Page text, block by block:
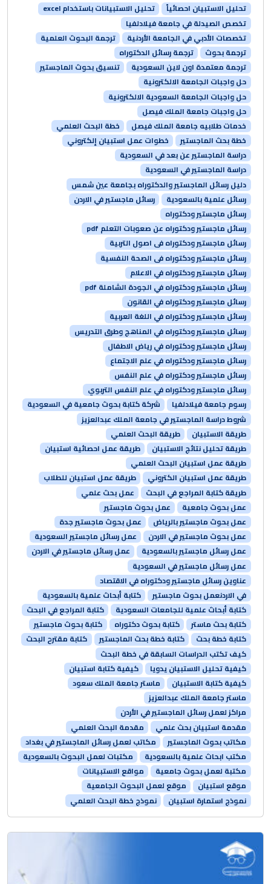
تحليل الاستبيان احصائياً
تحليل الاستبيانات باستخدام excel
تخصص الصيدلة في جامعة فيلادلفيا
تخصصات الأدبي في الجامعة الأردنية
ترجمة البحوث العلمية
ترجمة بحوث
ترجمة رسائل الدكتوراه
ترجمة معتمدة اون لاين السعودية
تنسيق بحوث الماجستير
حل واجبات الجامعة الالكترونية
حل واجبات الجامعة السعودية الالكترونية
حل واجبات جامعة الملك فيصل
خدمات طلابيه جامعة الملك فيصل
خطة البحث العلمي
خطة بحث الماجستير
خطوات عمل استبيان إلكتروني
دراسة الماجستير عن بعد في السعودية
دراسة الماجستير في السعودية
دليل رسائل الماجستير والدكتوراه بجامعة عين شمس
رسائل علمية بالسعودية
رسائل ماجستير في الاردن
رسائل ماجستير ودكتوراه
رسائل ماجستير ودكتوراه عن صعوبات التعلم pdf
رسائل ماجستير ودكتوراه فى اصول التربية
رسائل ماجستير ودكتوراه فى الصحة النفسية
رسائل ماجستير ودكتوراه في الاعلام
رسائل ماجستير ودكتوراه في الجودة الشاملة pdf
رسائل ماجستير ودكتوراه في القانون
رسائل ماجستير ودكتوراه في اللغة العربية
رسائل ماجستير ودكتوراه في المناهج وطرق التدريس
رسائل ماجستير ودكتوراه في رياض الاطفال
رسائل ماجستير ودكتوراه في علم الاجتماع
رسائل ماجستير ودكتوراه في علم النفس
رسائل ماجستير ودكتوراه في علم النفس التربوي
رسوم جامعة فيلادلفيا
شركة كتابة بحوث جامعية في السعودية
شروط دراسة الماجستير في جامعة الملك عبدالعزيز
طريقة الاستبيان
طريقة البحث العلمي
طريقة تحليل نتائج الاستبيان
طريقة عمل احصائية استبيان
طريقة عمل استبيان البحث العلمي
طريقة عمل استبيان الكتروني
طريقة عمل استبيان للطلاب
طريقة كتابة المراجع في البحث
عمل بحث علمي
عمل بحوث جامعية
عمل بحوث ماجستير
عمل بحوث ماجستير بالرياض
عمل بحوث ماجستير جدة
عمل بحوث ماجستير في الاردن
عمل رسائل ماجستير السعودية
عمل رسائل ماجستير بالسعودية
عمل رسائل ماجستير في الاردن
عمل رسائل ماجستير في السعودية
عناوين رسائل ماجستير ودكتوراه في الاقتصاد
في الاردنعمل بحوث ماجستير
كتابة أبحاث علمية بالسعودية
كتابة أبحاث علمية للجامعات السعودية
كتابة المراجع في البحث
كتابة بحث ماستر
كتابة بحوث دكتوراه
كتابة بحوث ماجستير
كتابة خطة بحث
كتابة خطة بحث الماجستير
كتابة مقترح البحث
كيف تكتب الدراسات السابقة في خطة البحث
كيفية تحليل الاستبيان يدويا
كيفية كتابة استبيان
كيفية كتابة الاستبيان
ماستر جامعة الملك سعود
ماستر جامعة الملك عبدالعزيز
مراكز لعمل رسائل الماجستير في الأردن
مقدمة استبيان بحث علمي
مقدمة البحث العلمي
مكاتب بحوث الماجستير
مكاتب لعمل رسائل الماجستير في بغداد
مكتب ابحاث علمية بالسعودية
مكتبات لعمل البحوث بالسعودية
مكتبة لعمل بحوث جامعية
مواقع الاستبيانات
موقع استبيان
موقع لعمل البحوث الجامعية
نموذج استمارة استبيان
نموذج خطة البحث العلمي